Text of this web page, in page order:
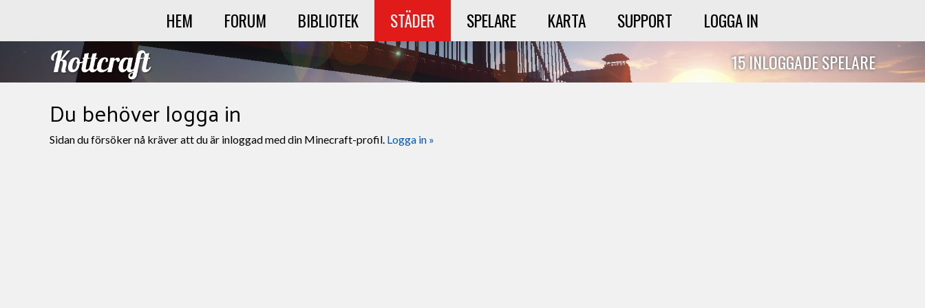
HEM FORUM BIBLIOTEK STÄDER SPELARE KARTA SUPPORT LOGGA IN
15 INLOGGADE SPELARE
Du behöver logga in
Sidan du försöker nå kräver att du är inloggad med din Minecraft-profil. Logga in »